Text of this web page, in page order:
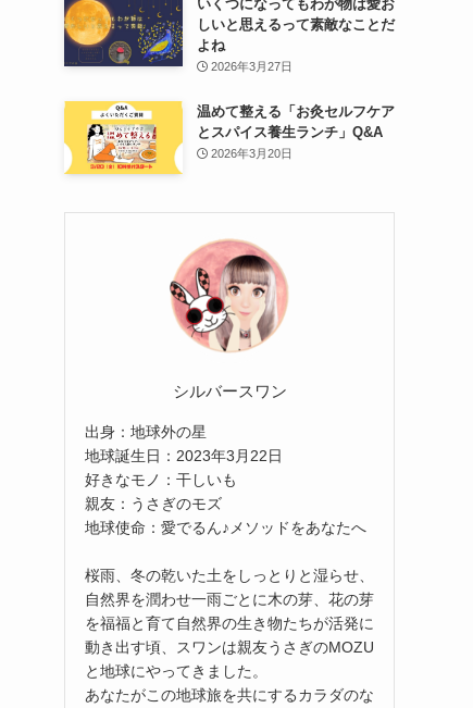
いくつになってもわが物は愛お
しいと思えるって素敵なことだ
よね
2026年3月27日
温めて整える「お灸セルフケア
とスパイス養生ランチ」Q&A
2026年3月20日
シルバースワン
出身：地球外の星
地球誕生日：2023年3月22日
好きなモノ：干しいも
親友：うさぎのモズ
地球使命：愛でるん♪メソッドをあなたへ
桜雨、冬の乾いた土をしっとりと湿らせ、
自然界を潤わせ一雨ごとに木の芽、花の芽
を福福と育て自然界の生き物たちが活発に
動き出す頃、スワンは親友うさぎのMOZU
と地球にやってきました。
あなたがこの地球旅を共にするカラダのな